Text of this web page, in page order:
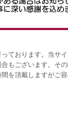
ております。当サ
もございます。そ
を頂戴しますがご